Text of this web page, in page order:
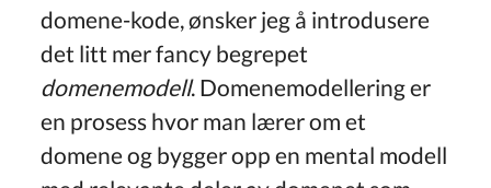
domene-kode, ønsker jeg å introdusere
det litt mer fancy begrepet
domenemodell. Domenemodellering er
en prosess hvor man lærer om et
domene og bygger opp en mental modell